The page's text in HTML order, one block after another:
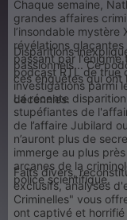
Chaque semaine,
grandes affaires
l’insondable mystère
révélations
passant par l'énigme
podcast RTL de
investigations parmi
décennies.
Disparitions
passionnels... Ce
ces enquêtes qui ont
La récente
stupéfiantes de
de l’affaire Jubilard
n’auront plus de
immerge au plus
arcanes de la
police scientifique.
Faits divers,
exclusifs, analyses
Criminelles" vous
ont captivé et